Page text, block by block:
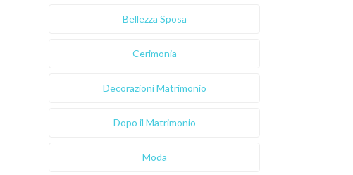
Bellezza Sposa
Cerimonia
Decorazioni Matrimonio
Dopo il Matrimonio
Moda